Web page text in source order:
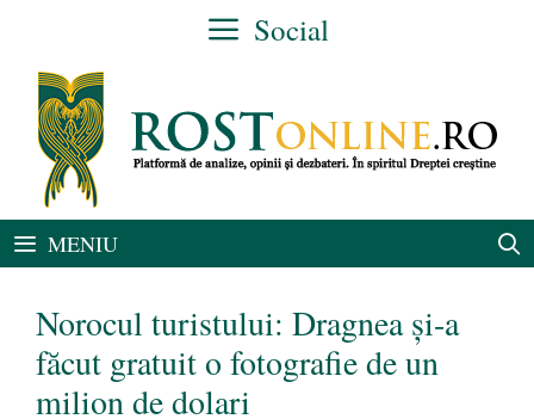
conținut
Social
MENIU
Norocul turistului: Dragnea și-a
făcut gratuit o fotografie de un
milion de dolari